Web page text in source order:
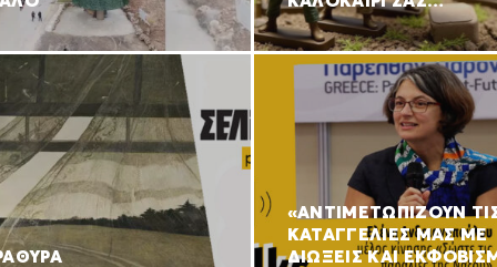
«ΑΝΤΙΜΕΤΩΠΙΖΟΥΝ
ΚΑΤΑΓΓΕΛΙΕΣ ΜΑΣ ΜΕ
ΔΙΩΞΕΙΣ ΚΑΙ